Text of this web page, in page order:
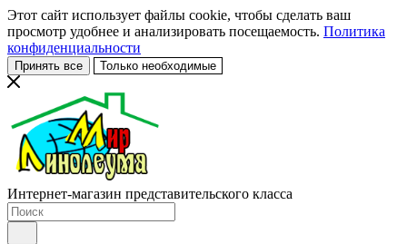
Этот сайт использует файлы cookie, чтобы сделать ваш
просмотр удобнее и анализировать посещаемость. Политика
конфиденциальности
Принять все Только необходимые
Интернет-магазин представительского класса